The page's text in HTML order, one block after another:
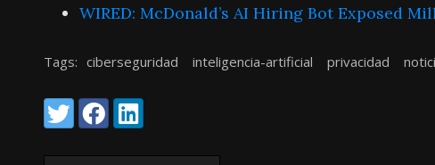
WIRED: McDonald’s AI Hiring Bot Exposed
Tags: ciberseguridad inteligencia-artificial privacidad
Share:
TwitterFacebookLinkedIn